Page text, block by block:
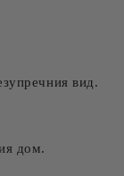
вид.
дом.